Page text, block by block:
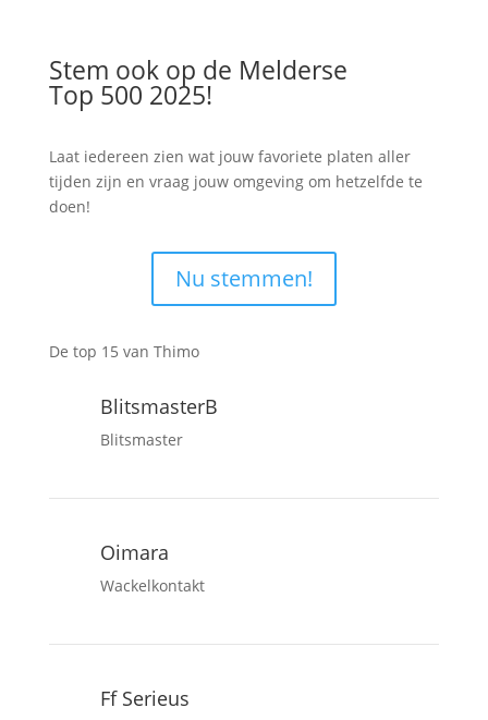
Stem ook op de Melderse
Top 500 2025!
Laat iedereen zien wat jouw favoriete platen aller
tijden zijn en vraag jouw omgeving om hetzelfde te
doen!
Nu stemmen!
De top 15 van Thimo
BlitsmasterB
Blitsmaster
Oimara
Wackelkontakt
Ff Serieus